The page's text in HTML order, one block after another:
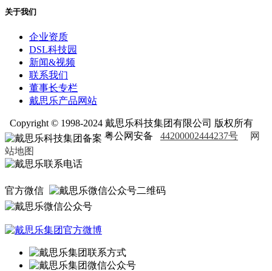
关于我们
企业资质
DSL科技园
新闻&视频
联系我们
董事长专栏
戴思乐产品网站
Copyright © 1998-2024 戴思乐科技集团有限公司 版权所有
粤公网安备 44200002444237号
网
站地图
官方微信